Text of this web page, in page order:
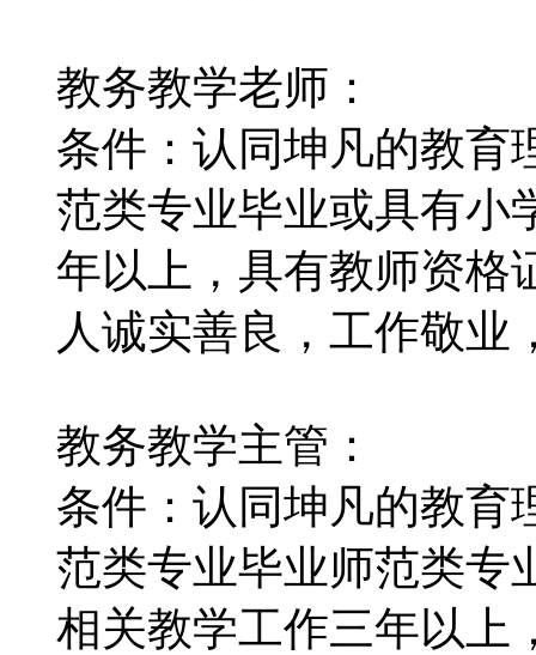
教务教学老师：
条件：认同坤凡的教育
范类专业毕业或具有小
年以上，具有教师资格
人诚实善良，工作敬业
教务教学主管：
条件：认同坤凡的教育
范类专业毕业师范类专
相关教学工作三年以上